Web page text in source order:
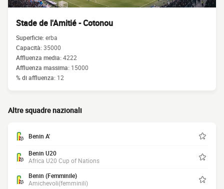
Stade de l'Amitié - Cotonou
Superficie:erba
Capacità:35000
Affluenza media:4222
Affluenza massima: 15000
% di affluenza: 12
Altre squadre nazionali
Benin A'
Benin U20
Africa U20 Cup of Nations
Benin (Femminile)
Amichevoli(femminili)